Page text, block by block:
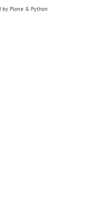
by Plone & Python